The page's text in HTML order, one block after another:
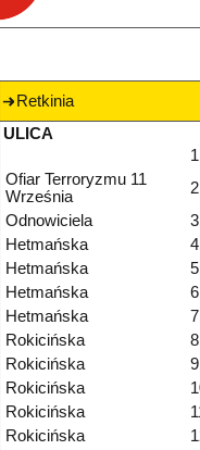
Retkinia
ULICA
Ofiar Terroryzmu 11
Września
Odnowiciela
Hetmańska
Hetmańska
Hetmańska
Hetmańska
Rokicińska
Rokicińska
Rokicińska
Rokicińska
Rokicińska